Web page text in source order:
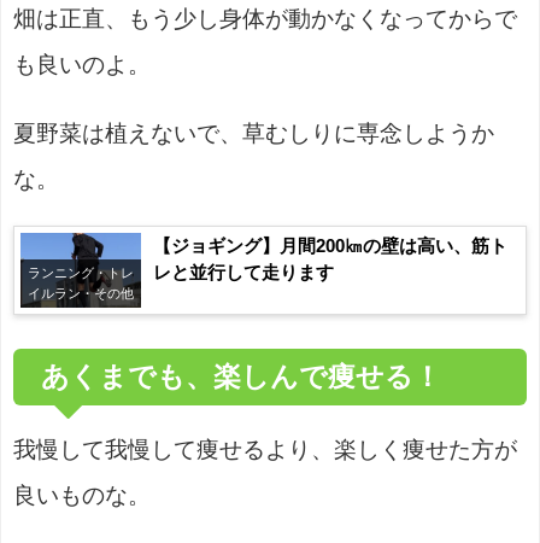
畑は正直、もう少し身体が動かなくなってからで
も良いのよ。
夏野菜は植えないで、草むしりに専念しようか
な。
ランニング・トレ
イルラン・その他
【ジョギング】月間200㎞の壁は高い、筋ト
レと並行して走ります
あくまでも、楽しんで痩せる！
我慢して我慢して痩せるより、楽しく痩せた方が
良いものな。